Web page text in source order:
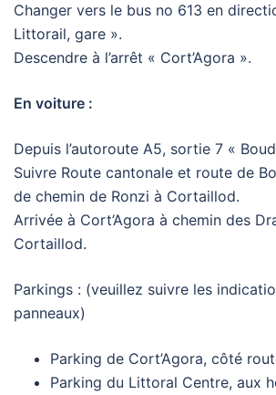
Changer vers le bus no 613 en
Littorail, gare ».
Descendre à l’arrêt « Cort’Agora ».
En voiture :
Depuis l’autoroute A5, sortie 7 «
Suivre Route cantonale et route de
de chemin de Ronzi à Cortaillod.
Arrivée à Cort’Agora à chemin des
Cortaillod.
Parkings : (veuillez suivre les
panneaux)
Parking de Cort’Agora, côté
Parking du Littoral Centre, aux